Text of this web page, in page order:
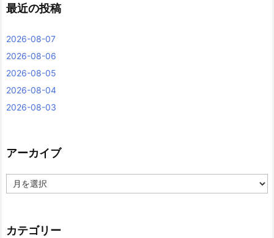
最近の投稿
2026-08-07
2026-08-06
2026-08-05
2026-08-04
2026-08-03
アーカイブ
ー
ブ
カテゴリー